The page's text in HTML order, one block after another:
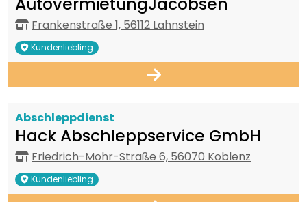
Frankenstraße 1, 56112 Lahnstein
Kundenliebling
Abschleppdienst
Hack Abschleppservice GmbH
Friedrich-Mohr-Straße 6, 56070 Koblenz
Kundenliebling